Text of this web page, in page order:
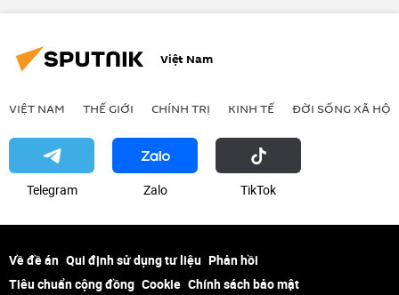
Việt Nam
VIỆT NAM THẾ GIỚI CHÍNH TRỊ KINH TẾ ĐỜI SỐNG XÃ HỘI
Telegram Zalo ТikТоk
Về đề án Qui định sử dụng tư liệu Phản hồi
Tiêu chuẩn cộng đồng Cookie Chính sách bảo mật